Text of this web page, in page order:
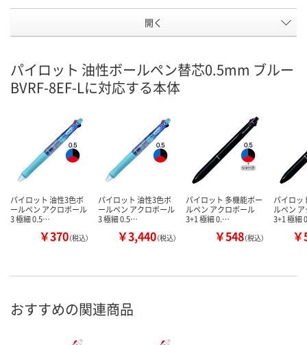
開く
パイロット 油性ボールペン替芯0.5mm ブルー
BVRF-8EF-Lに対応する本体
パイロット 油性3色ボ
ールペン アクロボール
3 極細 0.5…
￥370（税込）
パイロット 油性3色ボ
ールペン アクロボール
3 極細 0.5…
￥3,440（税込）
パイロット 多機能ボー
ルペン アクロボール
3+1 極細 0.…
￥548（税込）
パイロッ
ルペン
3+1 極細
おすすめの関連商品